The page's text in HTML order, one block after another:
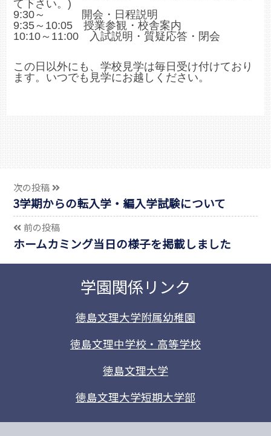
て下さい。)
9:30～ 開会・日程説明
9:35～10:05 授業参観・校舎案内
10:10～11:00 入試説明・質疑応答・閉会
この日以外にも、学校見学は毎日受け付けており
ます。いつでも見学にお越しください。
次の投稿
3学期からの転入学・編入学試験について
前の投稿
ホームカミング当日の様子を掲載しました
学園関係リンク
徳島文理大学附属幼稚園
徳島文理中学校・高等学校
徳島文理大学
徳島文理大学短期大学部